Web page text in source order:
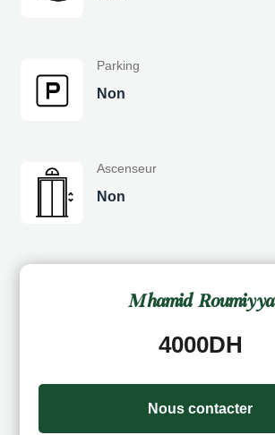
Parking
Non
Ascenseur
Non
Mhamid Roumiyya
4000DH
Nous contacter